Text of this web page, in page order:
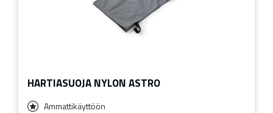
HARTIASUOJA NYLON ASTRO
Ammattikäyttöön